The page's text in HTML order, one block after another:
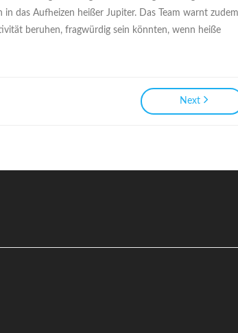
das Aufheizen heißer Jupiter. Das Team warnt zudem
beruhen, fragwürdig sein könnten, wenn heiße
Next